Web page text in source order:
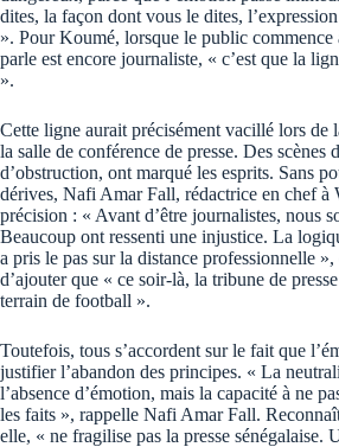
dites, la façon dont vous le dites,
». Pour Koumé, lorsque le public commence
parle est encore journaliste, « c’est que la
».
Cette ligne aurait précisément vacillé lors de
la salle de conférence de presse. Des scènes
d’obstruction, ont marqué les esprits. Sans
dérives, Nafi Amar Fall, rédactrice en chef à
précision : « Avant d’être journalistes, nous
Beaucoup ont ressenti une injustice. La
a pris le pas sur la distance professionnelle
d’ajouter que « ce soir-là, la tribune de
terrain de football ».
Toutefois, tous s’accordent sur le fait que
justifier l’abandon des principes. « La
l’absence d’émotion, mais la capacité à ne
les faits », rappelle Nafi Amar Fall.
elle, « ne fragilise pas la presse sénégalaise.